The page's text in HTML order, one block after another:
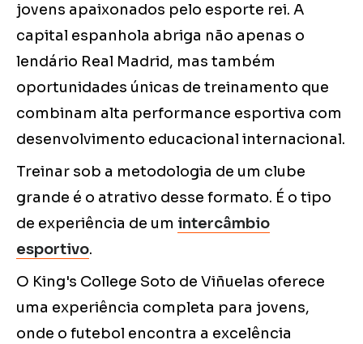
jovens apaixonados pelo esporte rei. A
capital espanhola abriga não apenas o
lendário Real Madrid, mas também
oportunidades únicas de treinamento que
combinam alta performance esportiva com
desenvolvimento educacional internacional.
Treinar sob a metodologia de um clube
grande é o atrativo desse formato. É o tipo
de experiência de um intercâmbio
esportivo.
O King's College Soto de Viñuelas oferece
uma experiência completa para jovens,
onde o futebol encontra a excelência